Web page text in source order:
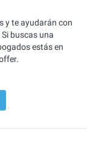
y te ayudarán con
buscas una
estás en